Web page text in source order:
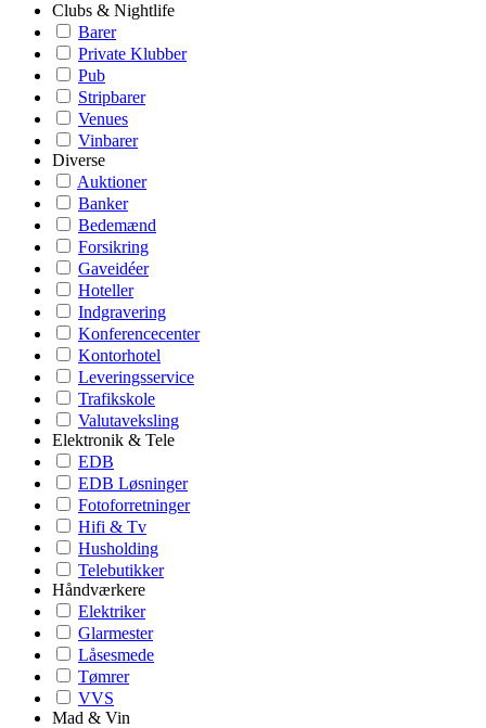
Clubs & Nightlife
Barer
Private Klubber
Pub
Stripbarer
Venues
Vinbarer
Diverse
Auktioner
Banker
Bedemænd
Forsikring
Gaveidéer
Hoteller
Indgravering
Konferencecenter
Kontorhotel
Leveringsservice
Trafikskole
Valutaveksling
Elektronik & Tele
EDB
EDB Løsninger
Fotoforretninger
Hifi & Tv
Husholding
Telebutikker
Håndværkere
Elektriker
Glarmester
Låsesmede
Tømrer
VVS
Mad & Vin